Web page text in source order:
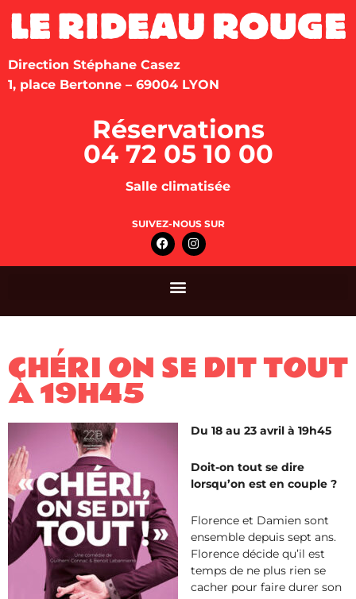
Direction Stéphane Casez
1, place Bertonne – 69004 LYON
Réservations
04 72 05 10 00
Salle climatisée
SUIVEZ-NOUS SUR
CHÉRI ON SE DIT TOUT
​À 19H45
Du 18 au 23 avril à 19h45
Doit-on tout se dire
lorsqu’on est en couple ?
Florence et Damien sont
ensemble depuis sept ans.
Florence décide qu’il est
temps de ne plus rien se
cacher pour faire durer son